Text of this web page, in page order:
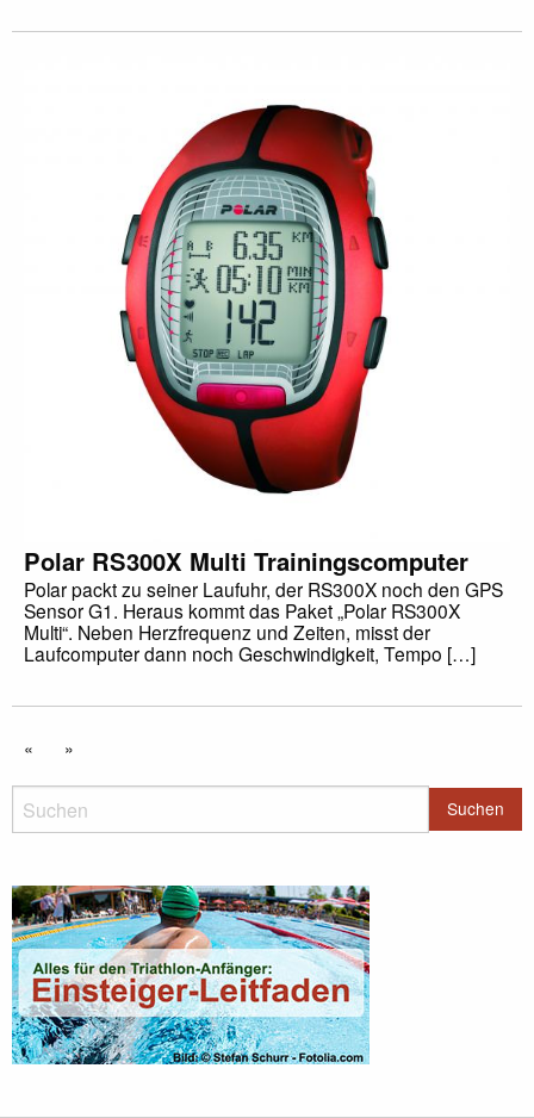
Polar RS300X Multi Trainingscomputer
Polar packt zu seiner Laufuhr, der RS300X noch den GPS
Sensor G1. Heraus kommt das Paket „Polar RS300X
Multi“. Neben Herzfrequenz und Zeiten, misst der
Laufcomputer dann noch Geschwindigkeit, Tempo […]
« »